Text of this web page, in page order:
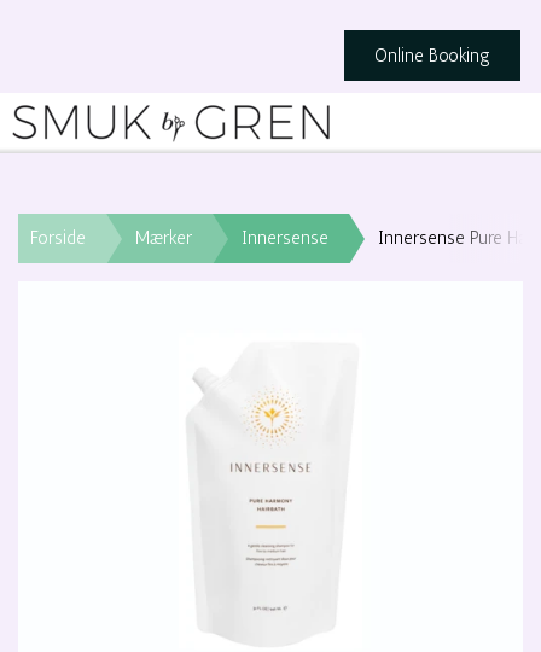
Online Booking
Forside Mærker Innersense Innersense Pure